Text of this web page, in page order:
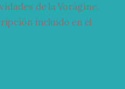
de la Vorágine.
incluido en el